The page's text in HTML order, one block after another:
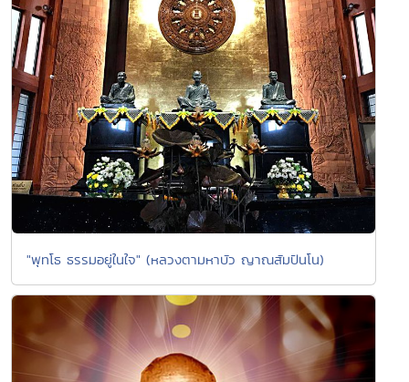
"พุทโธ ธรรมอยู่ในใจ" (หลวงตามหาบัว ญาณสัมปันโน)